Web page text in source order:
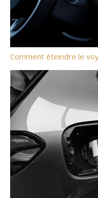
Comment éteindre le